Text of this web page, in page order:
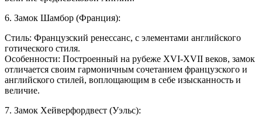
6. Замок Шамбор (Франция):
Стиль: Французский ренессанс, с элементами английского
готического стиля.
Особенности: Построенный на рубеже XVI-XVII веков, замок
отличается своим гармоничным сочетанием французского и
английского стилей, воплощающим в себе изысканность и
величие.
7. Замок Хейверфордвест (Уэльс):